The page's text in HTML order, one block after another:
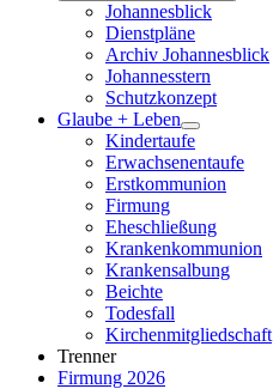
Johannesblick
Dienstpläne
Archiv Johannesblick
Johannesstern
Schutzkonzept
Glaube + Leben
Kindertaufe
Erwachsenentaufe
Erstkommunion
Firmung
Eheschließung
Krankenkommunion
Krankensalbung
Beichte
Todesfall
Kirchenmitgliedschaft
Trenner
Firmung 2026